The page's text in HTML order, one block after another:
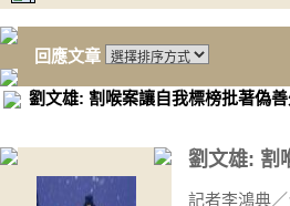
回應文章
劉文雄: 割喉案讓自我標榜批著偽
劉文雄: 割
記者李鴻典